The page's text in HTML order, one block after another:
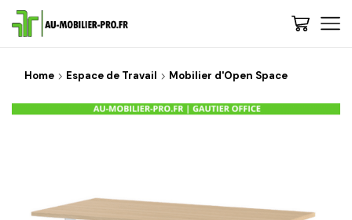
Home Espace de Travail Mobilier d'Open Space